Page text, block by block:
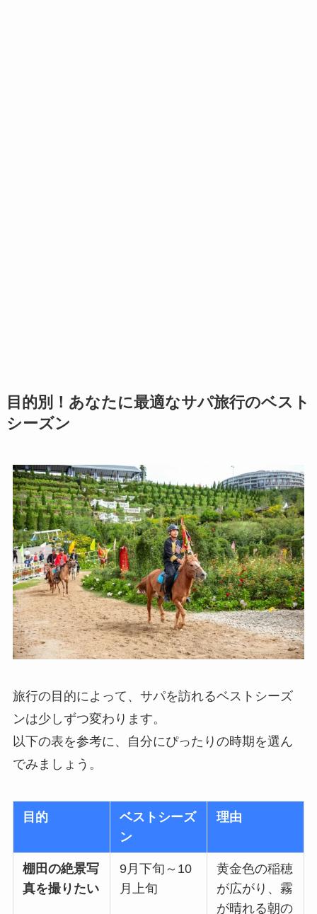
目的別！あなたに最適なサパ旅行のベスト
シーズン
旅行の目的によって、サパを訪れるベストシーズ
ンは少しずつ変わります。
以下の表を参考に、自分にぴったりの時期を選ん
でみましょう。
目的
ベストシーズ
ン
理由
棚田の絶景写
真を撮りたい
9月下旬～10
月上旬
黄金色の稲穂
が広がり、霧
が晴れる朝の